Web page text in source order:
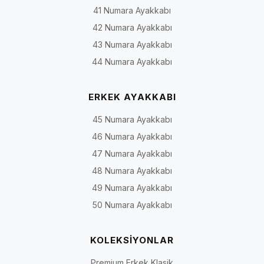
İş hayatı, toplantı,
düğün ve özel davet
Oxford, Derby, loafer,
veya bağcıksız klasik
modeller
Şehir yaşamı, ofis ve
Casual, yumuşak yapılı,
Günlük tempo ve
sportif kombinler
Bağcıklı veya bağcıksız deri
spor modeller
Serin hava, sonbahar
ve kış koşulları
Bağcıklı bot, fermuarlı bot,
Chelsea ve yüksek bilekli
modeller
kombinleri
41 Numara Ayakkabı
42 Numara Ayakkabı
43 Numara Ayakkabı
44 Numara Ayakkabı
ERKEK AYAKKABI
45 Numara Ayakkabı
46 Numara Ayakkabı
47 Numara Ayakkabı
48 Numara Ayakkabı
49 Numara Ayakkabı
50 Numara Ayakkabı
KOLEKSİYONLAR